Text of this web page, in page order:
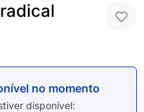
no momento
disponível